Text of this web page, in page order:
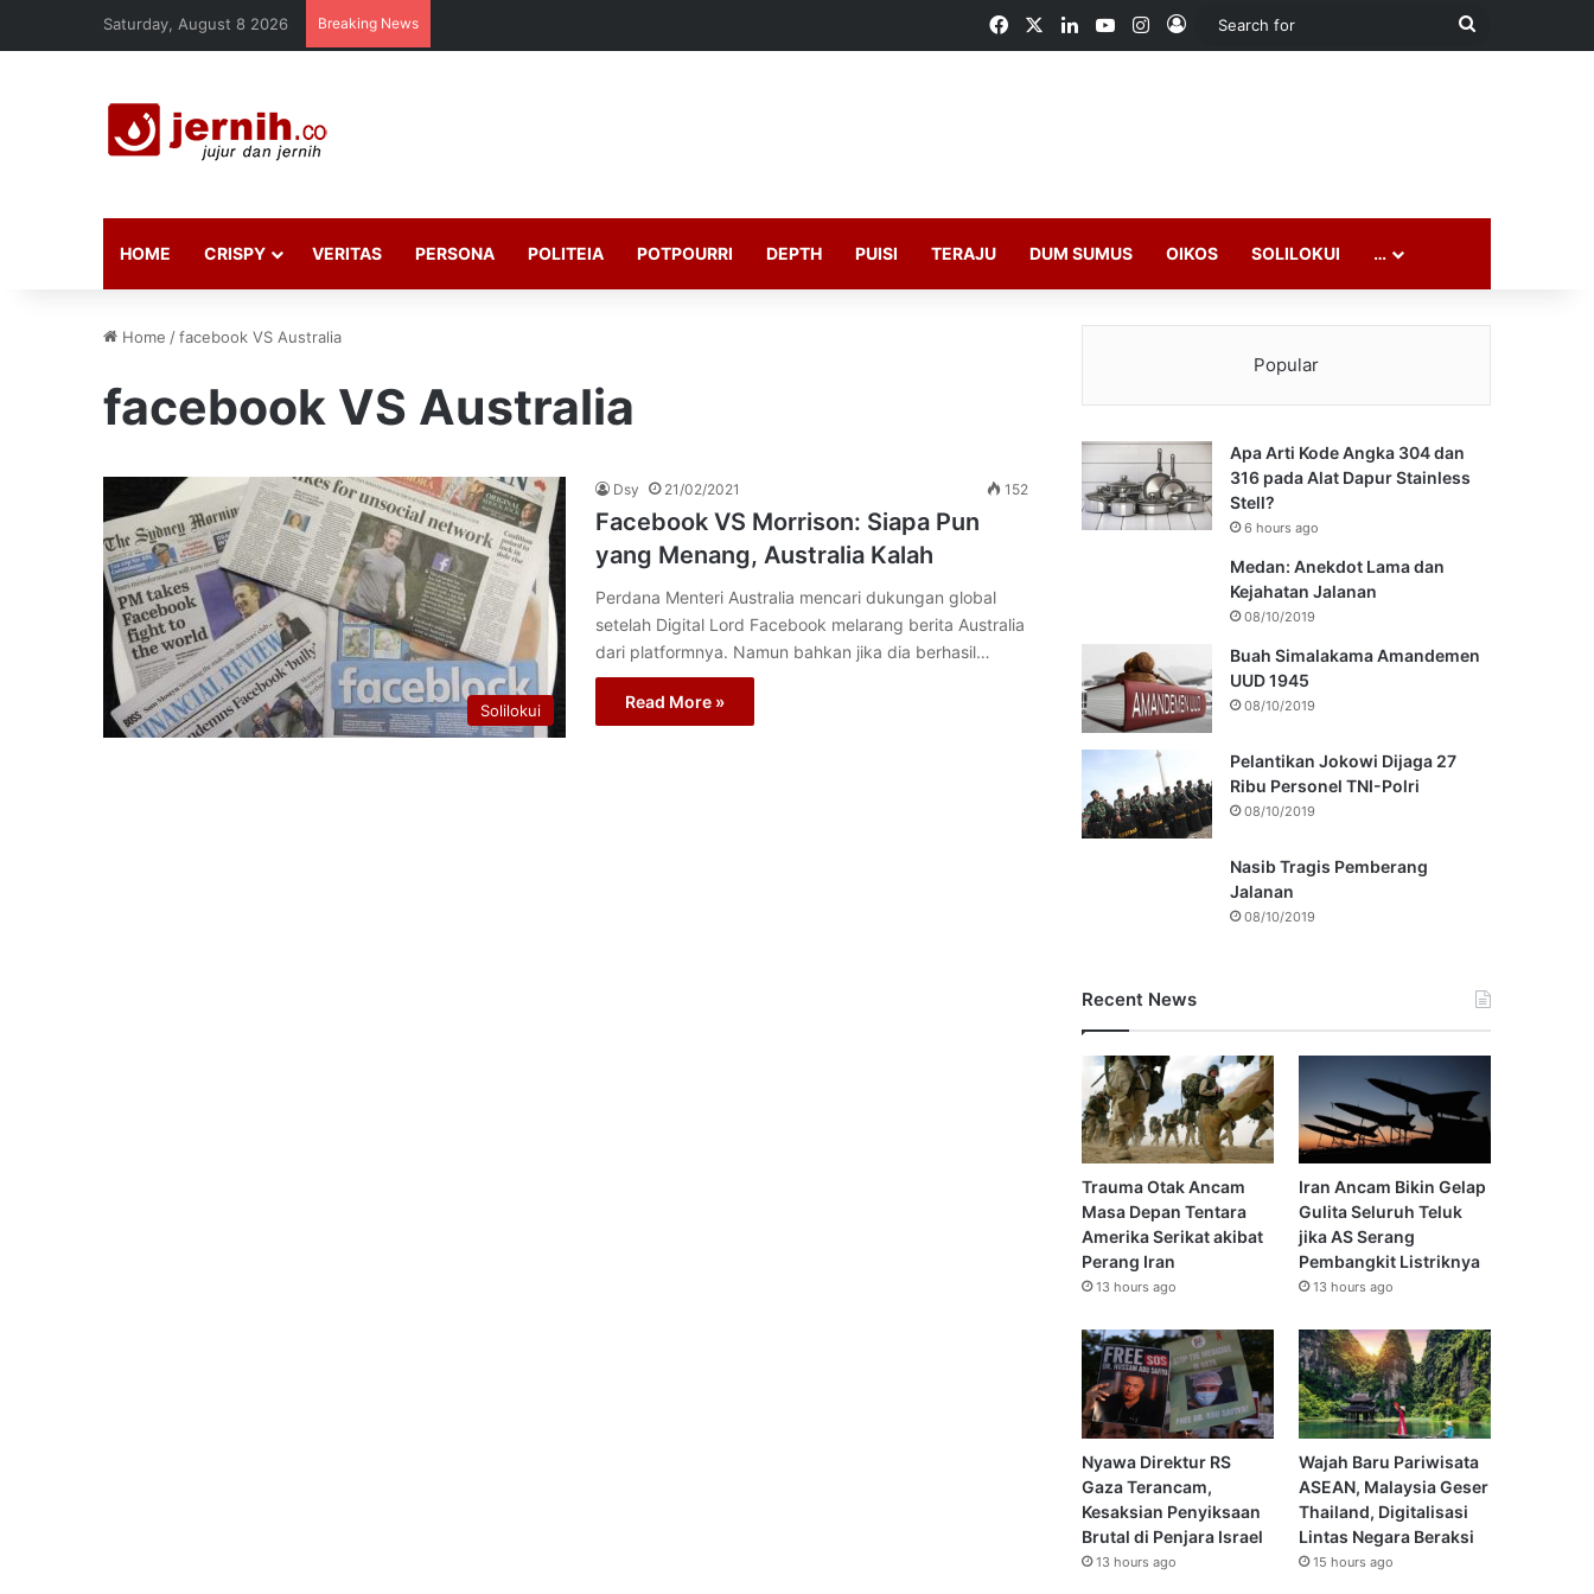
Saturday, August 8 2026 Breaking News FacebookLinkedInYouTubeInstagram
Log In
Search
HOME CRISPY VERITAS PERSONA POLITEIA POTPOURRI DEPTH PUISI TERAJU DUM SUMUS OIKOS SOLILOKUI …
Home /facebook VS Australia
facebook VS Australia
Solilokui
Dsy 21/02/2021 152
Facebook VS Morrison: Siapa Pun
yang Menang, Australia Kalah
Perdana Menteri Australia mencari dukungan global
setelah Digital Lord Facebook melarang berita Australia
dari platformnya. Namun bahkan jika dia berhasil…
Read More »
Popular
Apa Arti Kode Angka 304 dan
316 pada Alat Dapur Stainless
Stell?
6 hours ago
Medan: Anekdot Lama dan
Kejahatan Jalanan
08/10/2019
Buah Simalakama Amandemen
UUD 1945
08/10/2019
Pelantikan Jokowi Dijaga 27
Ribu Personel TNI-Polri
08/10/2019
Nasib Tragis Pemberang
Jalanan
08/10/2019
Recent News
Trauma Otak Ancam
Masa Depan Tentara
Amerika Serikat akibat
Perang Iran
13 hours ago
Iran Ancam Bikin Gelap
Gulita Seluruh Teluk
jika AS Serang
Pembangkit Listriknya
13 hours ago
Nyawa Direktur RS
Gaza Terancam,
Kesaksian Penyiksaan
Brutal di Penjara Israel
13 hours ago
Wajah Baru Pariwisata
ASEAN, Malaysia Geser
Thailand, Digitalisasi
Lintas Negara Beraksi
15 hours ago